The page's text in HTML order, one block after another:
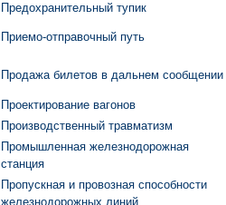
Предохранительный тупик
Приемо-отправочный путь
Продажа билетов в дальнем сообщении
Проектирование вагонов
Производственный травматизм
Промышленная железнодорожная
станция
Пропускная и провозная способности
железнодорожных линий